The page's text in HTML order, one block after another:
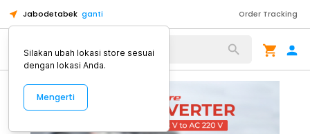
Jabodetabek ganti Order Tracking
Alat Kopi
Silakan ubah lokasi store sesuai
dengan lokasi Anda.
Mengerti